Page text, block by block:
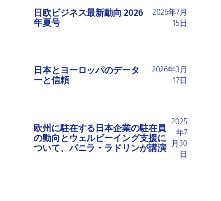
日欧ビジネス最新動向 2026
年夏号
2026年7月
15日
日本とヨーロッパのデータ
ーと信頼
2026年3月
17日
欧州に駐在する日本企業の駐在員
の動向とウェルビーイング支援に
ついて、パニラ・ラドリンが講演
2025
年7
月30
日